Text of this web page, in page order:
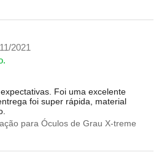
2021
Foi uma excelente
foi super rápida, material
para Óculos de Grau X-treme